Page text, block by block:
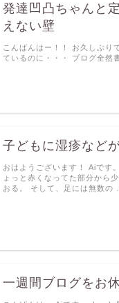
発達凹凸ちゃんと
えない壁
こんばんはー！！ お久しぶり
ているのに・・・ ブログ全然
子どもに湿疹など
おはようございます！ Aiです
ょっと赤くなってた部分から
おる。 そして、足には無数の
一週間ブログをお